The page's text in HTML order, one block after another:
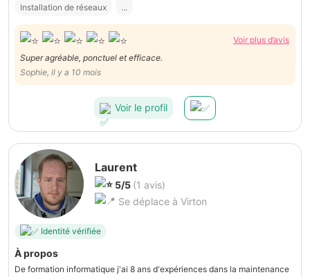
Installation de réseaux ...
Voir plus d’avis
Super agréable, ponctuel et efficace.
Sophie, il y a 10 mois
Voir le profil
Laurent
5/5 (1 avis)
Se déplace à Virton
Identité vérifiée
À propos
De formation informatique j'ai 8 ans d'expériences dans la maintenance